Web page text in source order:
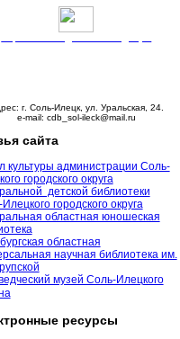
г. Соль-Илецк, ул. Уральская, 24.
e-mail: cdb_sol-ileck@mail.ru
сайта
культуры администрации Соль-
городского округа
детской библиотеки
городского округа
областная юношеская
областная
научная библиотека им.
музей Соль-Илецкого
ресурсы